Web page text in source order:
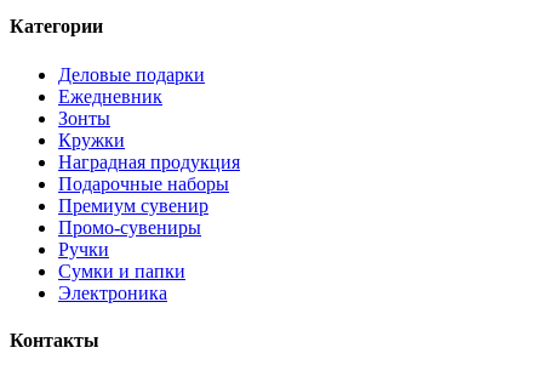
Категории
Деловые подарки
Ежедневник
Зонты
Кружки
Наградная продукция
Подарочные наборы
Премиум сувенир
Промо-сувениры
Ручки
Сумки и папки
Электроника
Контакты